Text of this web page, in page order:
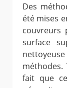
Des
été mises
couvreurs
surface
fait que